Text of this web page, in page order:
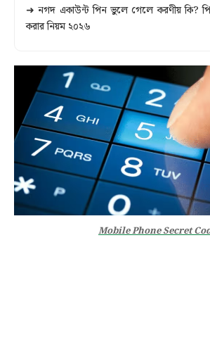
➜ নগদ একাউন্ট পিন ভুলে গেলে করণীয় কি?
করার নিয়ম ২০২৬
Mobile Phone Secret